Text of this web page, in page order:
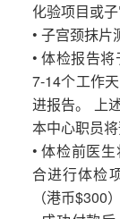
化验项目或子
• 子宫颈抹片
• 体检报告
7-14个工作
进报告。 上
本中心职员
• 体检前医
合进行体检
（港币$300